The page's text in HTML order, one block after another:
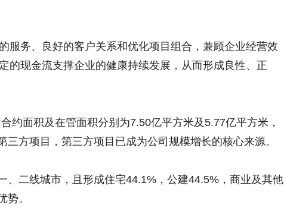
服务、良好的客户关系和优化项目组合，兼顾企业经营效
的现金流支撑企业的健康持续发展，从而形成良性、正
约面积及在管面积分别为7.50亿平方米及5.77亿平方米，
三方项目，第三方项目已成为公司规模增长的核心来源。
、二线城市，且形成住宅44.1%，公建44.5%，商业及其他
势。